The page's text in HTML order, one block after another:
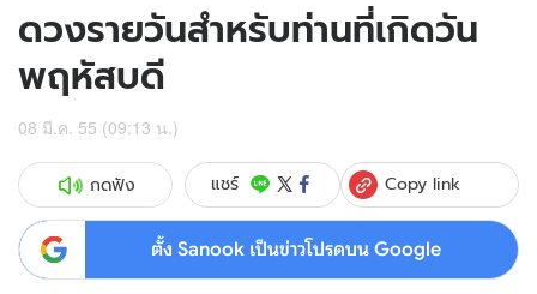
ดวงรายวันสำหรับท่านที่เกิดวัน
พฤหัสบดี
08 มี.ค. 55 (09:13 น.)
กดฟัง แชร์ Copy link
ตั้ง Sanook เป็นข่าวโปรดบน Google